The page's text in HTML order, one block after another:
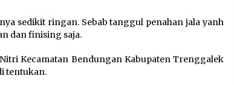
Jaga Kebugaran Petugas,
Gelar Cek Kesehatan Gratis
sedikit ringan. Sebab tanggul penahan jala yanh
dan finising saja.
Kecamatan Bendungan Kabupaten Trenggalek
tentukan.